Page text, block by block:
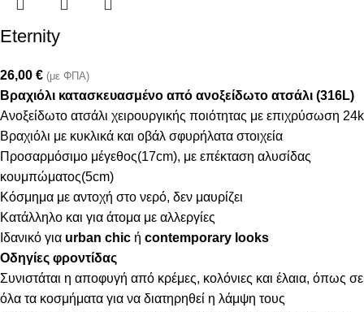
Eternity
26,00 € (με ΦΠΑ)
Βραχιόλι κατασκευασμένο από ανοξείδωτο ατσάλι (316L)
Ανοξείδωτο ατσάλι χειρουργικής ποιότητας με επιχρύσωση 24k
Βραχιόλι με κυκλικά και οβάλ σφυρήλατα στοιχεία
Προσαρμόσιμο μέγεθος(17cm), με επέκταση αλυσίδας
κουμπώματος(5cm)
Κόσμημα με αντοχή στο νερό, δεν μαυρίζει
Κατάλληλο και για άτομα με αλλεργίες
Ιδανικό για urban chic ή contemporary looks
Οδηγίες φροντίδας
Συνιστάται η αποφυγή από κρέμες, κολόνιες και έλαια, όπως σε
όλα τα κοσμήματα για να διατηρηθεί η λάμψη τους